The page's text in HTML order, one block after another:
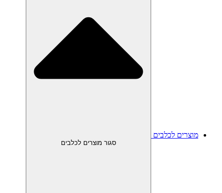
מוצרים לכלבים
סגור מוצרים לכלבים